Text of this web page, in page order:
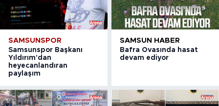
SAMSUNSPOR
Samsunspor Başkanı
Yıldırım'dan
heyecanlandıran
paylaşım
SAMSUN HABER
Bafra Ovasında hasat
devam ediyor